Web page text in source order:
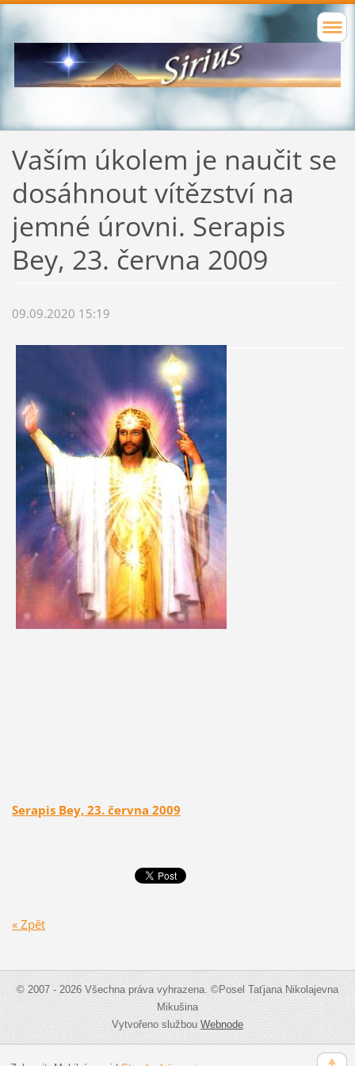
Vaším úkolem je naučit se
dosáhnout vítězství na
jemné úrovni. Serapis
Bey, 23. června 2009
09.09.2020 15:19
Serapis Bey, 23. června 2009
« Zpět
© 2007 - 2026 Všechna práva vyhrazena. ©Posel Taťjana Nikolajevna
Mikušina
Vytvořeno službouWebnode